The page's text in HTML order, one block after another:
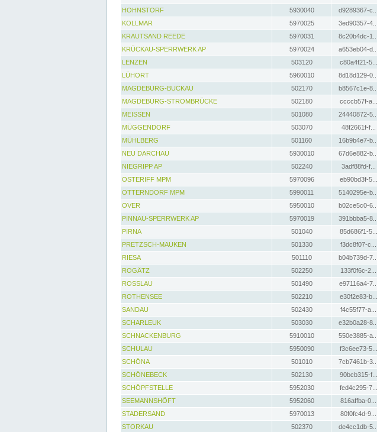
HOHNSTORF
5930040 d9289367-c...
KOLLMAR
5970025 3ed90357-4...
KRAUTSAND REEDE
5970031 8c20b4dc-1...
KRÜCKAU-SPERRWERK AP
5970024 a653eb04-d...
LENZEN
503120 c80a4f21-5...
LÜHORT
5960010 8d18d129-0...
MAGDEBURG-BUCKAU
502170 b8567c1e-8...
MAGDEBURG-STROMBRÜCKE
502180 ccccb57f-a...
MEISSEN
501080 24440872-5...
MÜGGENDORF
503070 48f2661f-f...
MÜHLBERG
501160 16b9b4e7-b...
NEU DARCHAU
5930010 67d6e882-b...
NIEGRIPP AP
502240 3adf88fd-f...
OSTERIFF MPM
5970096 eb90bd3f-5...
OTTERNDORF MPM
5990011 5140295e-b...
OVER
5950010 b02ce5c0-6...
PINNAU-SPERRWERK AP
5970019 391bbba5-8...
PIRNA
501040 85d686f1-5...
PRETZSCH-MAUKEN
501330 f3dc8f07-c...
RIESA
501110 b04b739d-7...
ROGÄTZ
502250 133f0f6c-2...
ROSSLAU
501490 e97116a4-7...
ROTHENSEE
502210 e30f2e83-b...
SANDAU
502430 f4c55f77-a...
SCHARLEUK
503030 e32b0a28-8...
SCHNACKENBURG
5910010 550e3885-a...
SCHULAU
5950090 f3c6ee73-5...
SCHÖNA
501010 7cb7461b-3...
SCHÖNEBECK
502130 90bcb315-f...
SCHÖPFSTELLE
5952030 fed4c295-7...
SEEMANNSHÖFT
5952060 816affba-0...
STADERSAND
5970013 80f0fc4d-9...
STORKAU
502370 de4cc1db-5...